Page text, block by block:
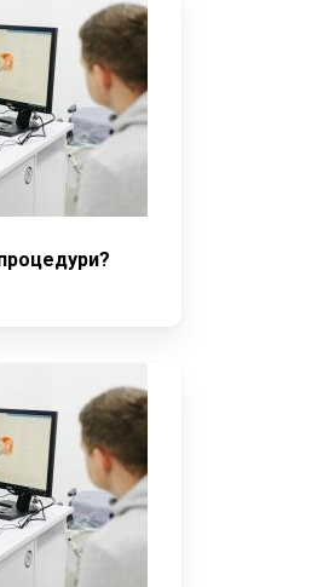
процедури?